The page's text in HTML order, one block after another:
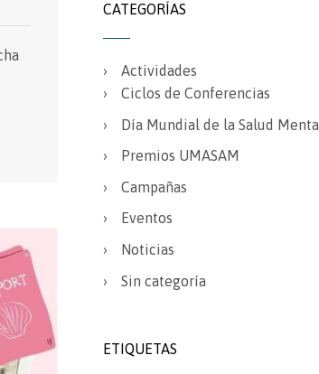
CATEGORÍAS
Actividades
Ciclos de Conferencias
Día Mundial de la Salud Mental
Premios UMASAM
Campañas
Eventos
Noticias
Sin categoría
ETIQUETAS